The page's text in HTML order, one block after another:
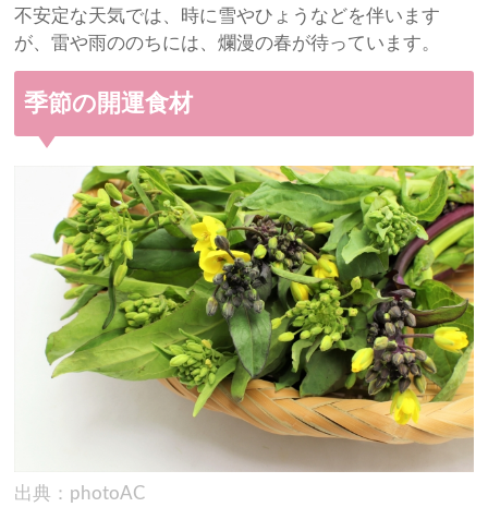
不安定な天気では、時に雪やひょうなどを伴います
が、雷や雨ののちには、爛漫の春が待っています。
季節の開運食材
出典：photoAC